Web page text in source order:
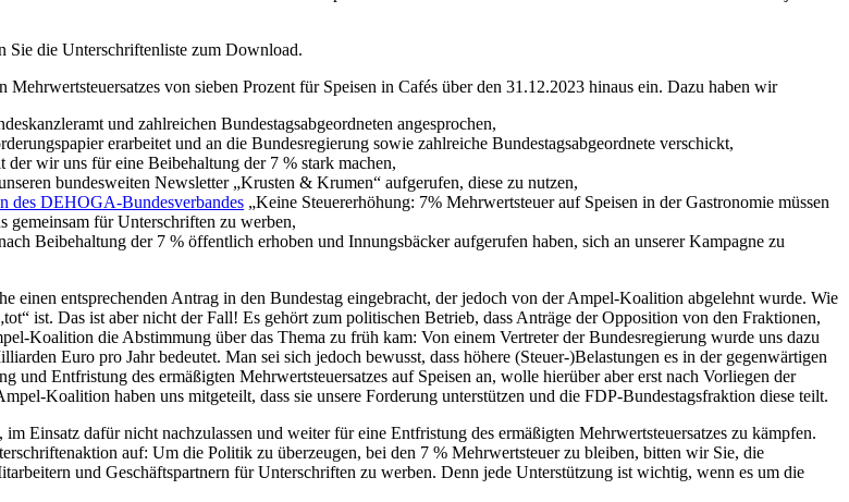
Sie die Unterschriftenliste zum Download.
von sieben Prozent für Speisen in Cafés über den 31.12.2023 hinaus ein. Dazu haben wir
und zahlreichen Bundestagsabgeordneten angesprochen,
erarbeitet und an die Bundesregierung sowie zahlreiche Bundestagsabgeordnete verschickt,
der wir uns für eine Beibehaltung der 7 % stark machen,
bundesweiten Newsletter „Krusten & Krumen“ aufgerufen, diese zu nutzen,
des DEHOGA-Bundesverbandes „Keine Steuererhöhung: 7% Mehrwertsteuer auf Speisen in der Gastronomie müssen
gemeinsam für Unterschriften zu werben,
Beibehaltung der 7 % öffentlich erhoben und Innungsbäcker aufgerufen haben, sich an unserer Kampagne zu
entsprechenden Antrag in den Bundestag eingebracht, der jedoch von der Ampel-Koalition abgelehnt wurde. Wie
ist. Das ist aber nicht der Fall! Es gehört zum politischen Betrieb, dass Anträge der Opposition von den Fraktionen,
Koalition die Abstimmung über das Thema zu früh kam: Von einem Vertreter der Bundesregierung wurde uns dazu
Euro pro Jahr bedeutet. Man sei sich jedoch bewusst, dass höhere (Steuer-)Belastungen es in der gegenwärtigen
und Entfristung des ermäßigten Mehrwertsteuersatzes auf Speisen an, wolle hierüber aber erst nach Vorliegen der
Koalition haben uns mitgeteilt, dass sie unsere Forderung unterstützen und die FDP-Bundestagsfraktion diese teilt.
Einsatz dafür nicht nachzulassen und weiter für eine Entfristung des ermäßigten Mehrwertsteuersatzes zu kämpfen.
auf: Um die Politik zu überzeugen, bei den 7 % Mehrwertsteuer zu bleiben, bitten wir Sie, die
und Geschäftspartnern für Unterschriften zu werben. Denn jede Unterstützung ist wichtig, wenn es um die